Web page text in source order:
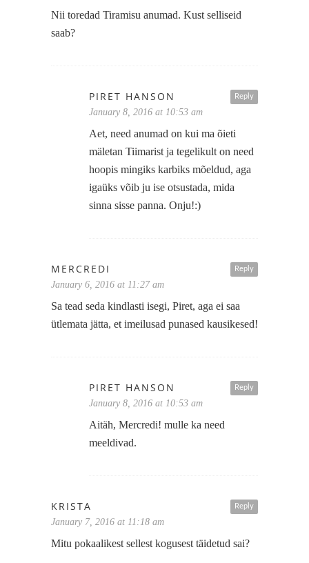
Nii toredad Tiramisu anumad. Kust selliseid
saab?
Reply
PIRET HANSON
January 8, 2016 at 10:53 am
Aet, need anumad on kui ma õieti
mäletan Tiimarist ja tegelikult on need
hoopis mingiks karbiks mõeldud, aga
igaüks võib ju ise otsustada, mida
sinna sisse panna. Onju!:)
Reply
MERCREDI
January 6, 2016 at 11:27 am
Sa tead seda kindlasti isegi, Piret, aga ei saa
ütlemata jätta, et imeilusad punased kausikesed!
Reply
PIRET HANSON
January 8, 2016 at 10:53 am
Aitäh, Mercredi! mulle ka need
meeldivad.
Reply
KRISTA
January 7, 2016 at 11:18 am
Mitu pokaalikest sellest kogusest täidetud sai?